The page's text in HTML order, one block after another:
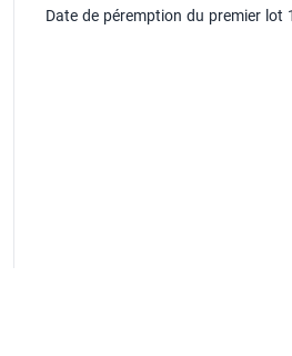
Date de péremption du premier lot